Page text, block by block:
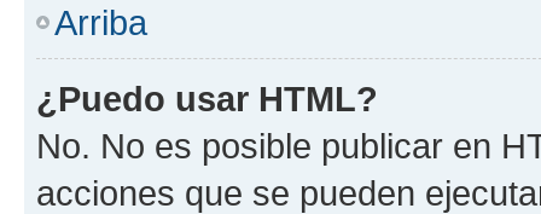
Arriba
¿Puedo usar HTML?
No. No es posible publicar en
acciones que se pueden